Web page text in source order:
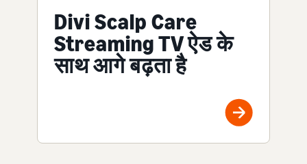
Divi Scalp Care
Streaming TV ऐड के
साथ आगे बढ़ता है